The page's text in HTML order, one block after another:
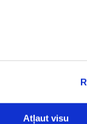
Atļaut visu